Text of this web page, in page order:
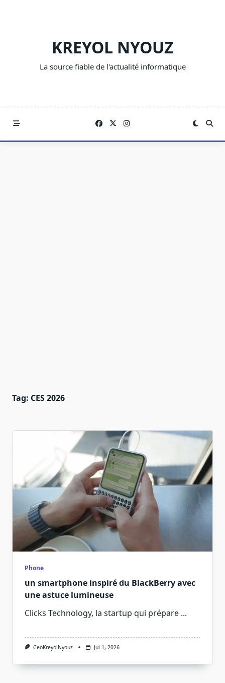
KREYOL NYOUZ
La source fiable de l'actualité informatique
Tag: CES 2026
Phone
un smartphone inspiré du BlackBerry avec
une astuce lumineuse
Clicks Technology, la startup qui prépare ...
CeoKreyolNyouz Jul 1, 2026